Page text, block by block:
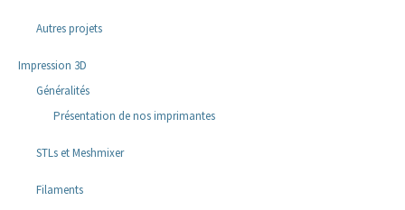
Autres projets
Impression 3D
Généralités
Présentation de nos imprimantes
STLs et Meshmixer
Filaments